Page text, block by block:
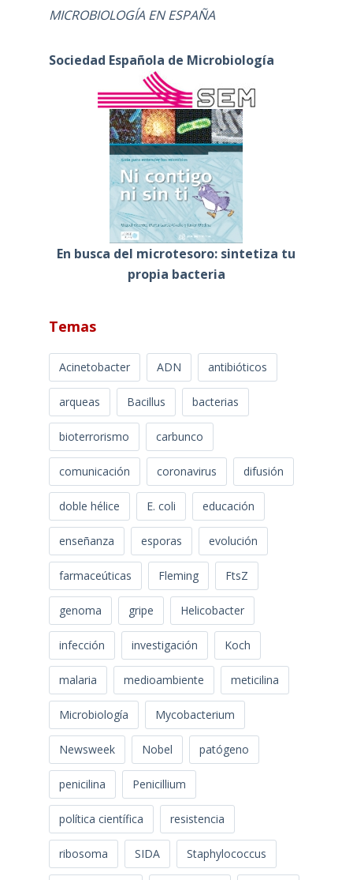
MICROBIOLOGÍA EN ESPAÑA
Sociedad Española de Microbiología
En busca del microtesoro: sintetiza tu
propia bacteria
Temas
Acinetobacter ADN antibióticos
arqueas Bacillus bacterias
bioterrorismo carbunco
comunicación coronavirus difusión
doble hélice E. coli educación
enseñanza esporas evolución
farmaceúticas Fleming FtsZ
genoma gripe Helicobacter
infección investigación Koch
malaria medioambiente meticilina
Microbiología Mycobacterium
Newsweek Nobel patógeno
penicilina Penicillium
política científica resistencia
ribosoma SIDA Staphylococcus